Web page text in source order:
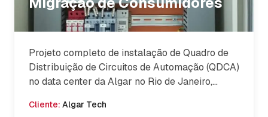
Projeto completo de instalação de Quadro de
Distribuição de Circuitos de Automação (QDCA)
no data center da Algar no Rio de Janeiro,
consumidores para o novo sistema com zero
Cliente: Algar Tech